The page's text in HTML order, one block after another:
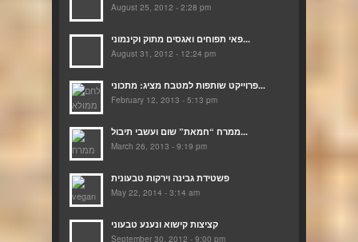
August 25, 2012 - 2:28 pm
פאי תפוחים ואגסים מתוק וקינמוני...
August 31, 2012 - 12:24 pm
פרוייקט שותפות למטבח מציג: מתכוני...
February 12, 2013 - 5:13 pm
ממרח “חמאת” שום ועשבי תיבול...
March 26, 2013 - 9:19 pm
פשטידת גבינה וירקות טבעונית
May 22, 2014 - 3:14 am
קציצות קישוא ונענע טבעוני
September 30, 2012 - 9:00 pm